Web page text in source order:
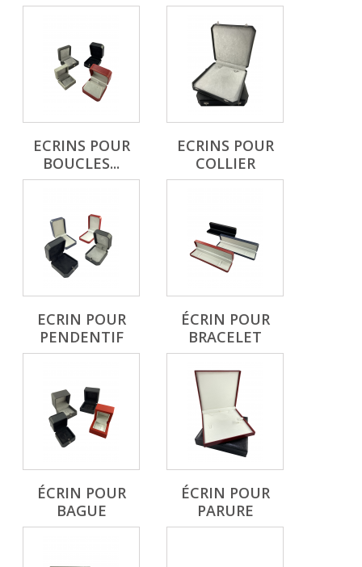
ECRINS POUR
BOUCLES...
ECRINS POUR
COLLIER
ECRIN POUR
PENDENTIF
ÉCRIN POUR
BRACELET
ÉCRIN POUR
BAGUE
ÉCRIN POUR
PARURE